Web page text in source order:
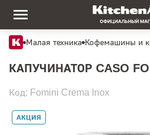
Малая техника Кофемашины и
КАПУЧИНАТОР CASO
Код: Fomini Crema Inox
АКЦИЯ